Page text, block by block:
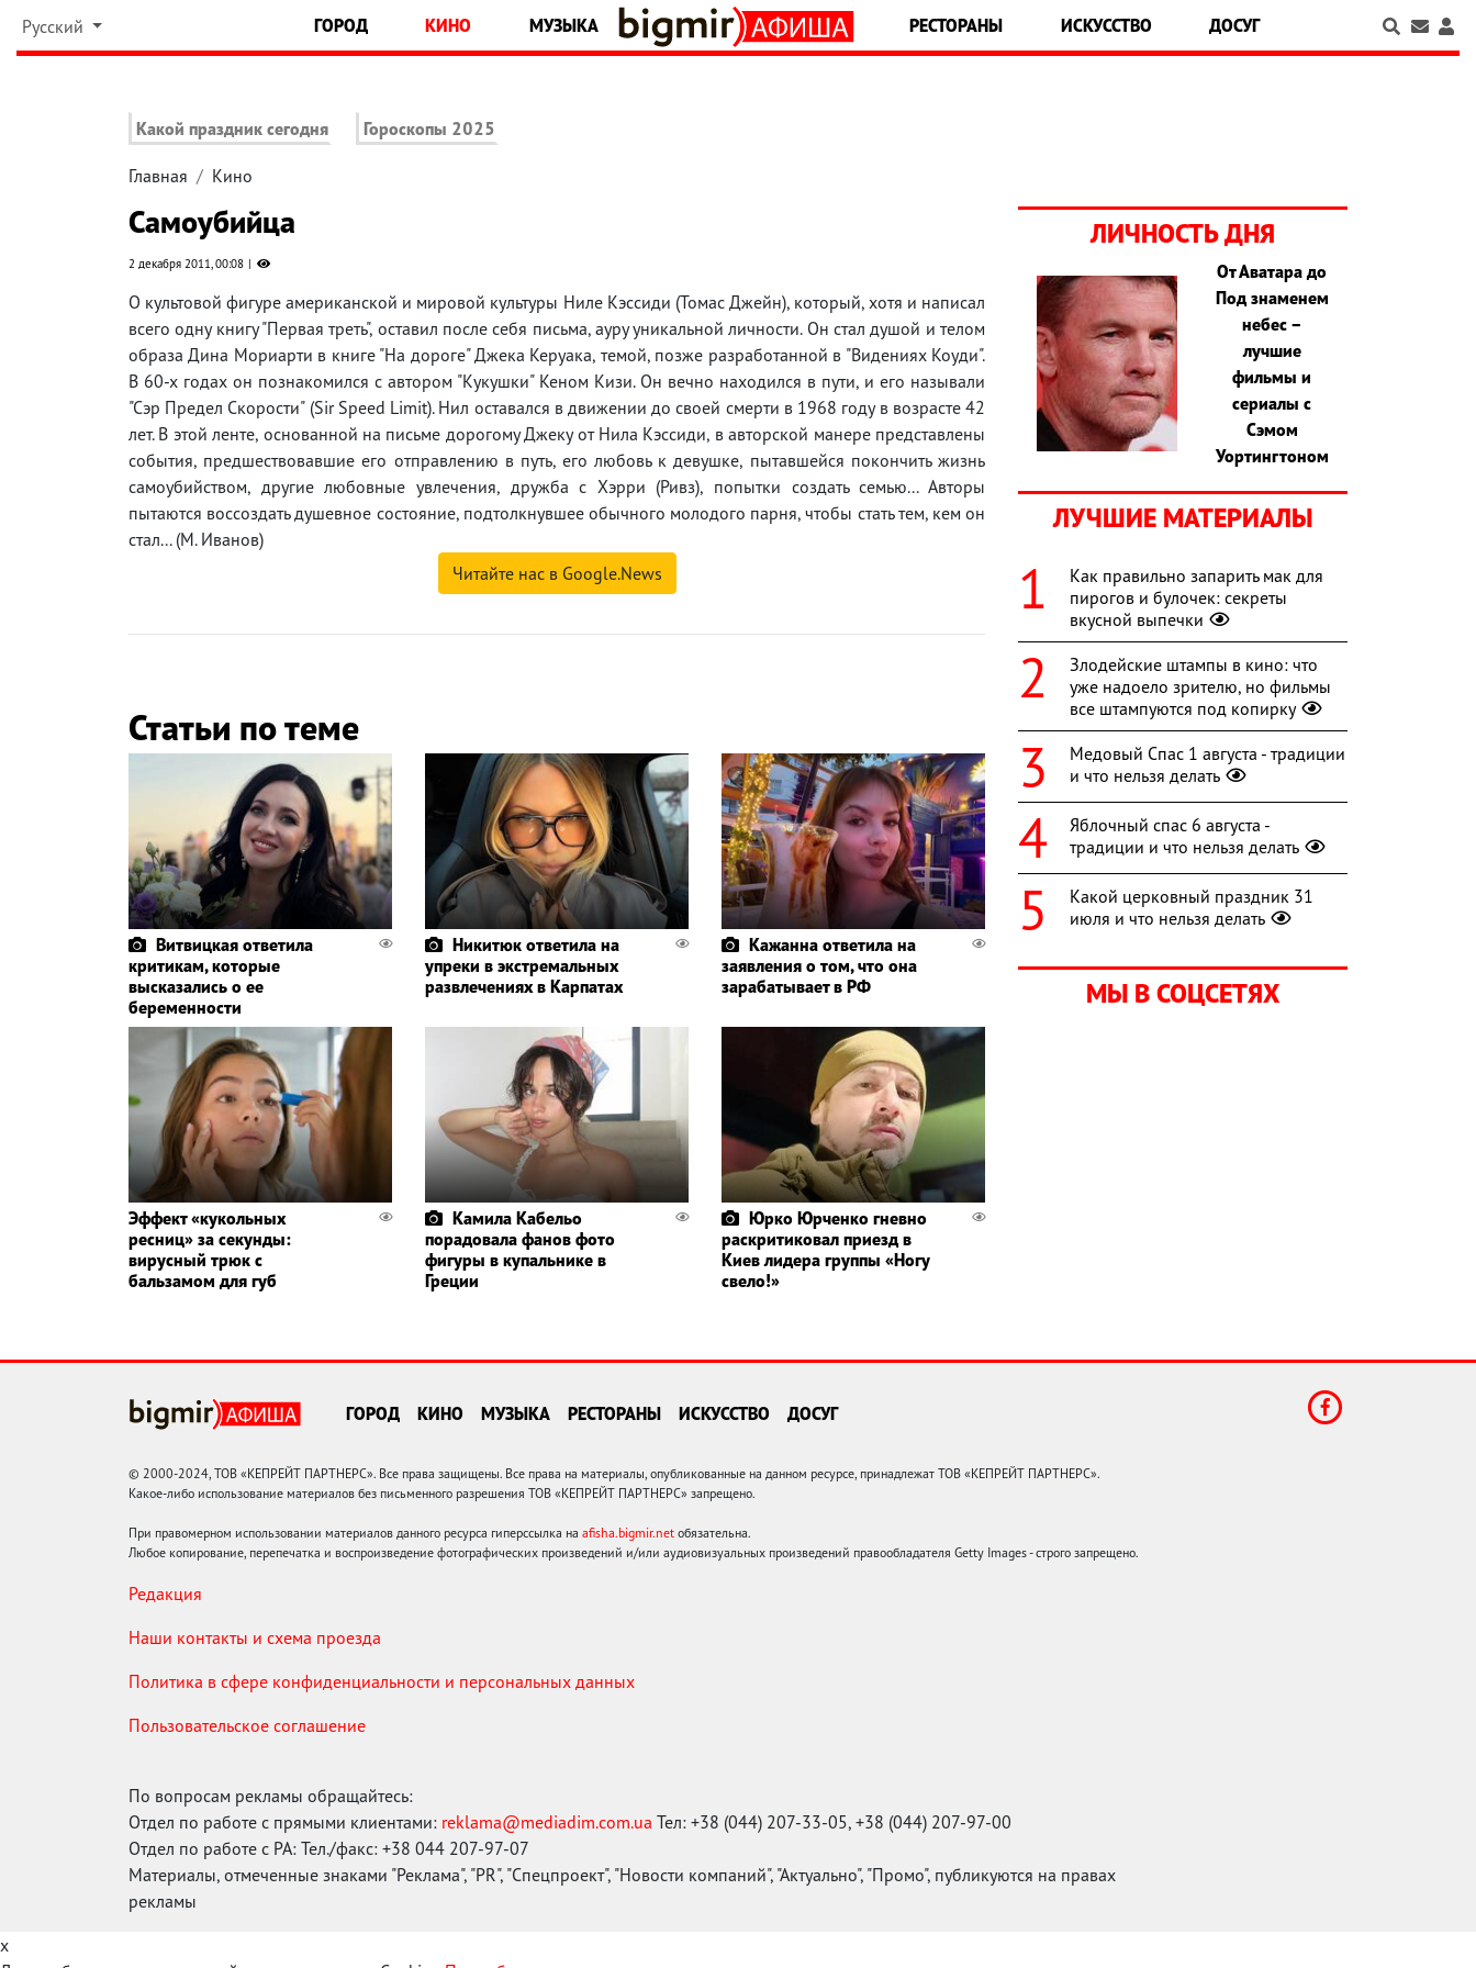
Русский ГОРОД КИНО МУЗЫКА РЕСТОРАНЫ ИСКУССТВО ДОСУГ
Какой праздник сегодня Гороскопы 2025
Главная Кино
Самоубийца
2 декабря 2011, 00:08
О культовой фигуре американской и мировой культуры Ниле Кэссиди (Томас Джейн), который, хотя и написал
всего одну книгу "Первая треть", оставил после себя письма, ауру уникальной личности. Он стал душой и телом
образа Дина Мориарти в книге "На дороге" Джека Керуака, темой, позже разработанной в "Видениях Коуди".
В 60-х годах он познакомился с автором "Кукушки" Кеном Кизи. Он вечно находился в пути, и его называли
"Сэр Предел Скорости" (Sir Speed Limit). Нил оставался в движении до своей смерти в 1968 году в возрасте 42
лет. В этой ленте, основанной на письме дорогому Джеку от Нила Кэссиди, в авторской манере представлены
события, предшествовавшие его отправлению в путь, его любовь к девушке, пытавшейся покончить жизнь
самоубийством, другие любовные увлечения, дружба с Хэрри (Ривз), попытки создать семью... Авторы
пытаются воссоздать душевное состояние, подтолкнувшее обычного молодого парня, чтобы стать тем, кем он
стал... (М. Иванов)
Читайте нас в Google.News
Статьи по теме
Витвицкая ответила
критикам, которые
высказались о ее
беременности
Никитюк ответила на
упреки в экстремальных
развлечениях в Карпатах
Кажанна ответила на
заявления о том, что она
зарабатывает в РФ
Эффект «кукольных
ресниц» за секунды:
вирусный трюк с
бальзамом для губ
Камила Кабельо
порадовала фанов фото
фигуры в купальнике в
Греции
Юрко Юрченко гневно
раскритиковал приезд в
Киев лидера группы «Ногу
свело!»
ЛИЧНОСТЬ ДНЯ
От Аватара до
Под знаменем
небес –
лучшие
фильмы и
сериалы с
Сэмом
Уортингтоном
ЛУЧШИЕ МАТЕРИАЛЫ
Как правильно запарить мак для
пирогов и булочек: секреты
вкусной выпечки
Злодейские штампы в кино: что
уже надоело зрителю, но фильмы
все штампуются под копирку
Медовый Спас 1 августа - традиции
и что нельзя делать
Яблочный спас 6 августа -
традиции и что нельзя делать
Какой церковный праздник 31
июля и что нельзя делать
МЫ В СОЦСЕТЯХ
ГОРОД КИНО МУЗЫКА РЕСТОРАНЫ ИСКУССТВО ДОСУГ
© 2000-2024, ТОВ «КЕПРЕЙТ ПАРТНЕРС». Все права защищены. Все права на материалы, опубликованные на данном ресурсе, принадлежат ТОВ «КЕПРЕЙТ ПАРТНЕРС».
Какое-либо использование материалов без письменного разрешения ТОВ «КЕПРЕЙТ ПАРТНЕРС» запрещено.
При правомерном использовании материалов данного ресурса гиперссылка на afisha.bigmir.net обязательна.
Любое копирование, перепечатка и воспроизведение фотографических произведений и/или аудиовизуальных произведений правообладателя Getty Images - строго запрещено.
Редакция
Наши контакты и схема проезда
Политика в сфере конфиденциальности и персональных данных
Пользовательское соглашение
По вопросам рекламы обращайтесь:
Отдел по работе с прямыми клиентами: reklama@mediadim.com.ua Тел: +38 (044) 207-33-05, +38 (044) 207-97-00
Отдел по работе с РА: Тел./факс: +38 044 207-97-07
Материалы, отмеченные знаками "Реклама", "PR", "Спецпроект", "Новости компаний", "Актуально", "Промо", публикуются на правах
рекламы
x